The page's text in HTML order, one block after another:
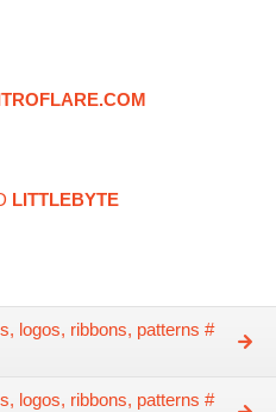
LITTLEBYTE
logos, ribbons, patterns #
logos, ribbons, patterns #